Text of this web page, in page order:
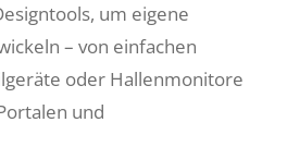
um eigene
– von einfachen
oder Hallenmonitore
und